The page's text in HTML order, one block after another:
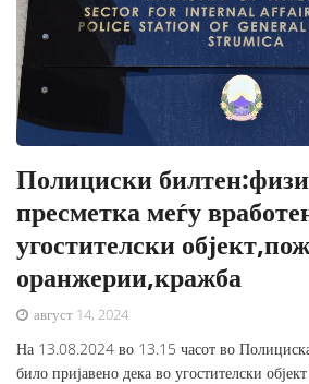
Полициски
пресметка меѓу
угостителски
оранжерии,кражба
август 14, 2024
На 13.08.2024 во 13.15 часот во
било пријавено дека во угостителски